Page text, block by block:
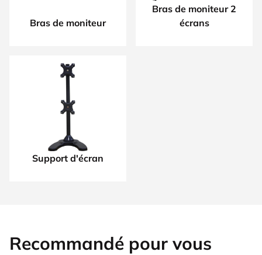
Bras de moniteur
Bras de moniteur 2
écrans
Support d'écran
Recommandé pour vous